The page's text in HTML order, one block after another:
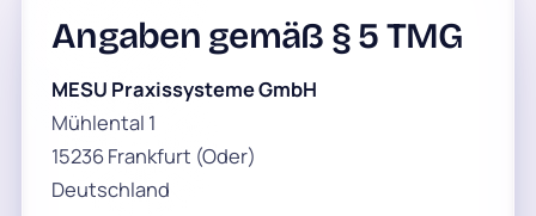
Angaben gemäß § 5 TMG
MESU Praxissysteme GmbH
Mühlental 1
15236 Frankfurt (Oder)
Deutschland